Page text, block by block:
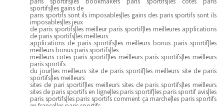
sportifs|les gains de
paris sportifs sont ils imposables|les gains des paris sportifs sont ils
imposables|les jeux
de paris sportifs|les meilleur paris sportif|les meilleures applications
de paris sportifs|les meilleurs
applications de paris sportifs|les meilleurs bonus paris sportif|les
meilleurs bonus paris sportifs|les
meilleurs cotes paris sportif|les meilleurs paris sportifs|les meilleurs
paris sportifs
du jour|les meilleurs site de paris sportif|les meilleurs site de paris
sportifs|les meilleurs
sites de pari sportif|les meilleurs sites de paris sportifs|les meilleurs
sites de paris sportifs en ligne|les paris sportif|les paris sportif avis|les
paris sportifs|les paris sportifs comment ça marche|les paris sportifs